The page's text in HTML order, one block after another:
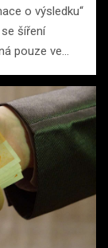
o výsledku“
šíření
pouze ve…